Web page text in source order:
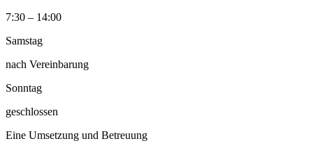
7:30 – 14:00
Samstag
nach Vereinbarung
Sonntag
geschlossen
Eine Umsetzung und Betreuung